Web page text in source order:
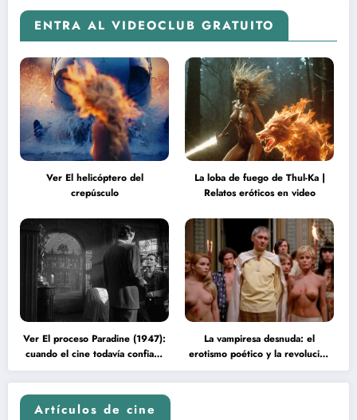
ENTRA AL VIDEOCLUB GRATUITO
Ver El helicóptero del
crepúsculo
La loba de fuego de Thul-Ka |
Relatos eróticos en video
Ver El proceso Paradine (1947):
cuando el cine todavía confiaba
en la inteligencia del espectador
La vampiresa desnuda: el
erotismo poético y la revolución
psicodélica de Jean Rollin
Artículos de cine